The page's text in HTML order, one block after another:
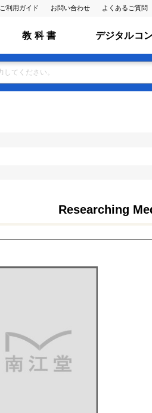
ご利用ガイド お問い合わせ よくあるご質問
教 科 書 デジタルコ
Researching